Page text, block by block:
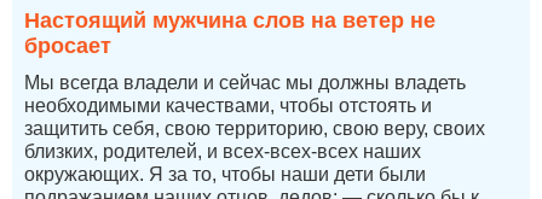
Настоящий мужчина слов на ветер не
бросает
Мы всегда владели и сейчас мы должны владеть
необходимыми качествами, чтобы отстоять и
защитить себя, свою территорию, свою веру, своих
близких, родителей, и всех-всех-всех наших
окружающих. Я за то, чтобы наши дети были